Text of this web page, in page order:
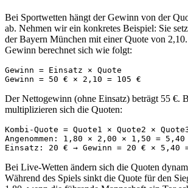
Bei Sportwetten hängt der Gewinn von der
ab. Nehmen wir ein konkretes Beispiel: Sie
der Bayern München mit einer Quote von
Gewinn berechnet sich wie folgt:
Gewinn = Einsatz × Quote
Gewinn = 50 € × 2,10 = 105 €
Der Nettogewinn (ohne Einsatz) beträgt 55 €.
multiplizieren sich die Quoten:
Kombi-Quote = Quote1 × Quote2 ×
Angenommen: 1,80 × 2,00 × 1,50 = 5,40
Einsatz: 20 € → Gewinn = 20 € × 5,40
Bei Live-Wetten ändern sich die Quoten
Während des Spiels sinkt die Quote für den